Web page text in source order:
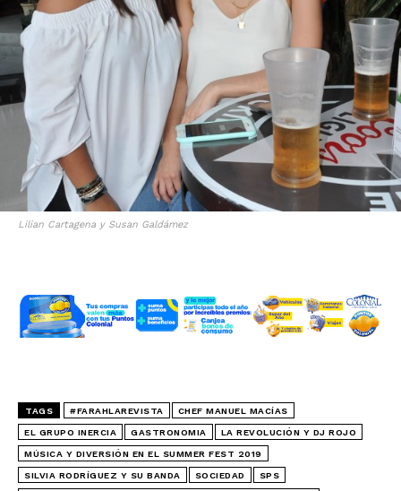
Lilian Cartagena y Susan Galdámez
TAGS #FARAHLAREVISTA CHEF MANUEL MACÍAS
EL GRUPO INERCIA GASTRONOMIA LA REVOLUCIÓN Y DJ ROJO
MÚSICA Y DIVERSIÓN EN EL SUMMER FEST 2019
SILVIA RODRÍGUEZ Y SU BANDA SOCIEDAD SPS